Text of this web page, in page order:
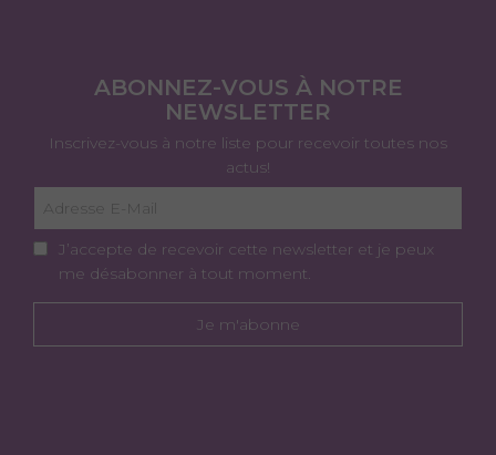
ABONNEZ-VOUS À NOTRE
NEWSLETTER
Inscrivez-vous à notre liste pour recevoir toutes nos
actus!
J’accepte de recevoir cette newsletter et je peux
me désabonner à tout moment.
Je m'abonne